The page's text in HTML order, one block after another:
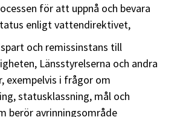
för att uppnå och bevara
enligt vattendirektivet,
och remissinstans till
Länsstyrelserna och andra
exempelvis i frågor om
statusklassning, mål och
berör avrinningsområde